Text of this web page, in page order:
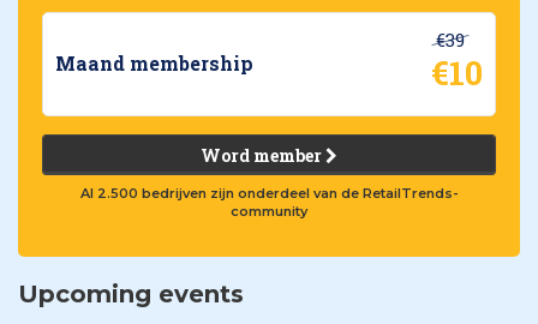
Maand membership
€39
€10
Word member
Al 2.500 bedrijven zijn onderdeel van de RetailTrends-
community
Upcoming events